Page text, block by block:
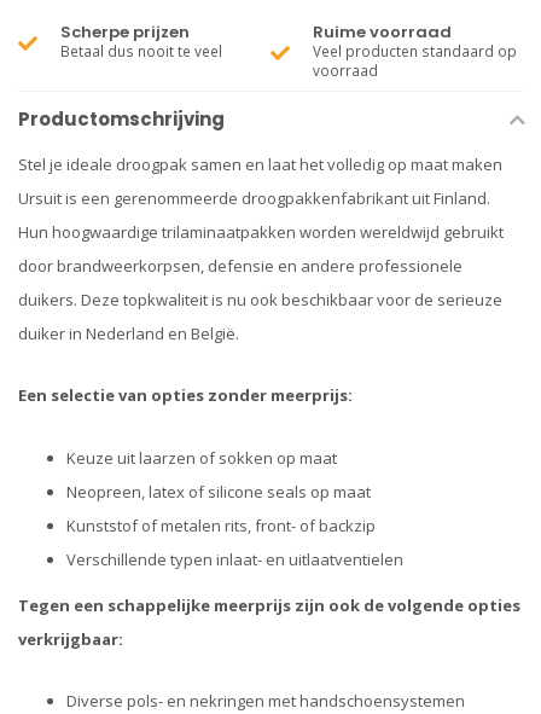
Scherpe prijzen
Betaal dus nooit te veel
Ruime voorraad
Veel producten standaard op
voorraad
Productomschrijving
Stel je ideale droogpak samen en laat het volledig op maat maken
Ursuit is een gerenommeerde droogpakkenfabrikant uit Finland.
Hun hoogwaardige trilaminaatpakken worden wereldwijd gebruikt
door brandweerkorpsen, defensie en andere professionele
duikers. Deze topkwaliteit is nu ook beschikbaar voor de serieuze
duiker in Nederland en België.
Een selectie van opties zonder meerprijs:
Keuze uit laarzen of sokken op maat
Neopreen, latex of silicone seals op maat
Kunststof of metalen rits, front- of backzip
Verschillende typen inlaat- en uitlaatventielen
Tegen een schappelijke meerprijs zijn ook de volgende opties
verkrijgbaar:
Diverse pols- en nekringen met handschoensystemen